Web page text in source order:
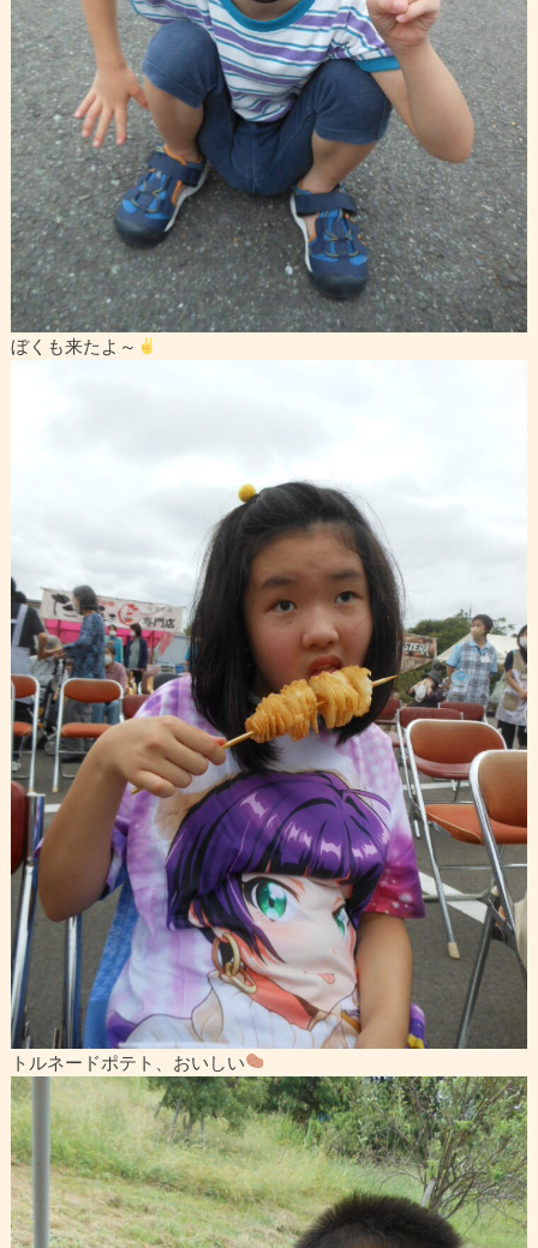
ぼくも来たよ～
トルネードポテト、おいしい